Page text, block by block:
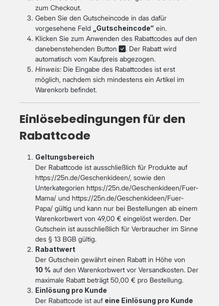
zum Checkout.
Geben Sie den Gutscheincode in das dafür
vorgesehene Feld
„Gutscheincode“ ein.
Klicken Sie zum Anwenden des Rabattcodes auf den
danebenstehenden Button
. Der Rabatt wird
automatisch vom Kaufpreis abgezogen.
Hinweis: Die Eingabe des Rabattcodes ist erst
möglich, nachdem sich mindestens ein Artikel im
Warenkorb befindet.
Einlösebedingungen für den
Rabattcode
Geltungsbereich
Der Rabattcode ist ausschließlich für Produkte auf
https://25n.de/Geschenkideen/, sowie den
Unterkategorien https://25n.de/Geschenkideen/Fuer-
Mama/ und https://25n.de/Geschenkideen/Fuer-
Papa/ gültig und kann nur bei Bestellungen ab einem
Warenkorbwert von 49,00 € eingelöst werden. Der
Gutschein ist ausschließlich für Verbraucher im Sinne
des § 13 BGB gültig.
Rabattwert
Der Gutschein gewährt einen Rabatt in Höhe von
10 % auf den Warenkorbwert vor Versandkosten. Der
maximale Rabatt beträgt 50,00 € pro Bestellung.
Einlösung pro Kunde
Der Rabattcode ist auf eine Einlösung pro Kunde